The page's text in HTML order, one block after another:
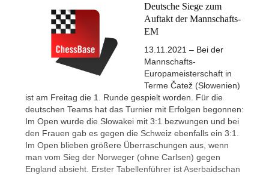
Deutsche Siege zum
Auftakt der Mannschafts-
EM
13.11.2021 – Bei der
Mannschafts-
Europameisterschaft in
Terme Čatež (Slowenien)
ist am Freitag die 1. Runde gespielt worden. Für die
deutschen Teams hat das Turnier mit Erfolgen begonnen:
Im Open wurde die Slowakei mit 3:1 bezwungen und bei
den Frauen gab es gegen die Schweiz ebenfalls ein 3:1.
Im Open blieben größere Überraschungen aus, wenn
man vom Sieg der Norweger (ohne Carlsen) gegen
England absieht. Erster Tabellenführer ist Aserbaidschan